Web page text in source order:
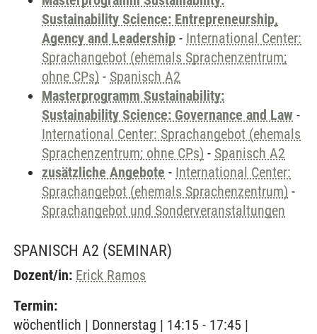
Sustainability Science: Entrepreneurship,
Agency and Leadership - International Center:
Sprachangebot (ehemals Sprachenzentrum;
ohne CPs) - Spanisch A2
Masterprogramm Sustainability:
Sustainability Science: Governance and Law -
International Center: Sprachangebot (ehemals
Sprachenzentrum; ohne CPs) - Spanisch A2
zusätzliche Angebote - International Center:
Sprachangebot (ehemals Sprachenzentrum) -
Sprachangebot und Sonderveranstaltungen
SPANISCH A2 (SEMINAR)
Dozent/in: Erick Ramos
Termin:
wöchentlich | Donnerstag | 14:15 - 17:45 |